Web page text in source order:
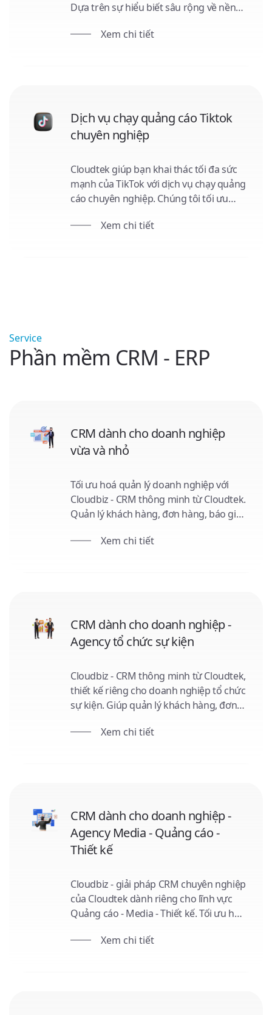
Dựa trên sự hiểu biết sâu rộng về nền
quảng cáo sáng tạo, phân phối đúng
Xem chi tiết
Dịch vụ chạy quảng cáo Tiktok
chuyên nghiệp
Cloudtek giúp bạn khai thác tối đa sức
mạnh của TikTok với dịch vụ chạy quảng
cáo chuyên nghiệp. Chúng tôi tối ưu
tượng, và phân phối đúng mục tiêu. Hãy
Xem chi tiết
Service
Phần mềm CRM - ERP
CRM dành cho doanh nghiệp
vừa và nhỏ
Tối ưu hoá quản lý doanh nghiệp với
Cloudbiz - CRM thông minh từ Cloudtek.
Quản lý khách hàng, đơn hàng, báo giá
quản lý nhân sự, thu chi và tích hợp
Xem chi tiết
CRM dành cho doanh nghiệp -
Agency tổ chức sự kiện
Cloudbiz - CRM thông minh từ Cloudtek,
thiết kế riêng cho doanh nghiệp tổ chức
sự kiện. Giúp quản lý khách hàng, đơn
ưu. Hỗ trợ quản lý nhân sự, thu chi, và
Xem chi tiết
CRM dành cho doanh nghiệp -
Agency Media - Quảng cáo -
Thiết kế
Cloudbiz - giải pháp CRM chuyên nghiệp
của Cloudtek dành riêng cho lĩnh vực
Quảng cáo - Media - Thiết kế. Tối ưu hóa
và hợp đồng, tích hợp công cụ
Xem chi tiết